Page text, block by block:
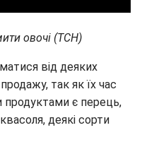
овочі (ТСН)
від деяких
так як їх час
продуктами є перець,
деякі сорти